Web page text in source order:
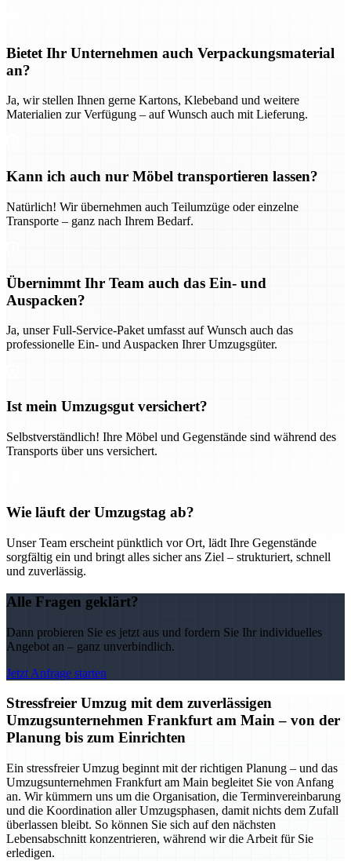
Bietet Ihr Unternehmen auch Verpackungsmaterial
an?
Ja, wir stellen Ihnen gerne Kartons, Klebeband und weitere
Materialien zur Verfügung – auf Wunsch auch mit Lieferung.
Kann ich auch nur Möbel transportieren lassen?
Natürlich! Wir übernehmen auch Teilumzüge oder einzelne
Transporte – ganz nach Ihrem Bedarf.
Übernimmt Ihr Team auch das Ein- und
Auspacken?
Ja, unser Full-Service-Paket umfasst auf Wunsch auch das
professionelle Ein- und Auspacken Ihrer Umzugsgüter.
Ist mein Umzugsgut versichert?
Selbstverständlich! Ihre Möbel und Gegenstände sind während des
Transports über uns versichert.
Wie läuft der Umzugstag ab?
Unser Team erscheint pünktlich vor Ort, lädt Ihre Gegenstände
sorgfältig ein und bringt alles sicher ans Ziel – strukturiert, schnell
und zuverlässig.
Alle Fragen geklärt?
Dann probieren Sie es jetzt aus und fordern Sie Ihr individuelles
Angebot an – ganz unverbindlich.
Jetzt Anfrage starten
Stressfreier Umzug mit dem zuverlässigen
Umzugsunternehmen Frankfurt am Main – von der
Planung bis zum Einrichten
Ein stressfreier Umzug beginnt mit der richtigen Planung – und das
Umzugsunternehmen Frankfurt am Main begleitet Sie von Anfang
an. Wir kümmern uns um die Organisation, die Terminvereinbarung
und die Koordination aller Umzugsphasen, damit nichts dem Zufall
überlassen bleibt. So können Sie sich auf den nächsten
Lebensabschnitt konzentrieren, während wir die Arbeit für Sie
erledigen.